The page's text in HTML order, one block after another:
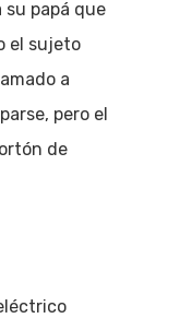
su papá que
el sujeto
a
pero el
de